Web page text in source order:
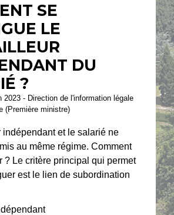
SE
LE
DU
?
2023 - Direction de l'information légale
(Première ministre)
indépendant et le salarié ne
au même régime. Comment
? Le critère principal qui permet
est le lien de subordination